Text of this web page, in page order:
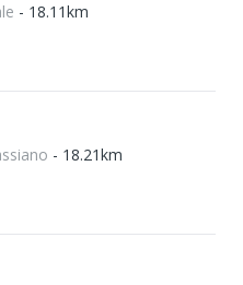
- 18.11km
- 18.21km